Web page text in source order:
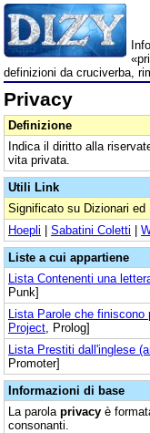
definizioni da cruciverba,
Privacy
Definizione
Indica il diritto alla
vita privata.
Utili Link
Significato su Dizionari ed
Hoepli | Sabatini Coletti |
Liste a cui appartiene
Lista Contenenti una
Punk]
Lista Parole che finiscono
Project , Prolog]
Lista Prestiti dall'inglese
Promoter]
Informazioni di base
La parola privacy è
consonanti.